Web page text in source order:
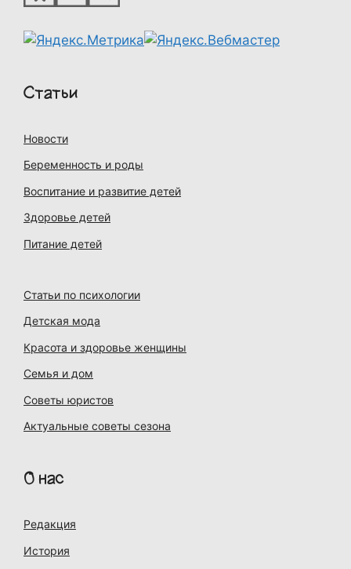
Статьи
Новости
Беременность и роды
Воспитание и развитие детей
Здоровье детей
Питание детей
Статьи по психологии
Детская мода
Красота и здоровье женщины
Семья и дом
Советы юристов
Актуальные советы сезона
О нас
Редакция
История